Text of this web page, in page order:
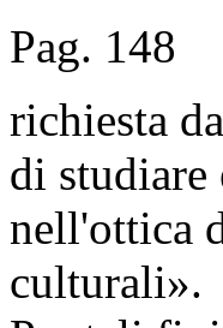
Pag. 148
richiesta
di
nell'ottica
culturali».